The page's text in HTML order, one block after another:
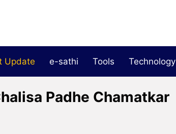
Update e-sathi Tools Technology
Padhe Chamatkar